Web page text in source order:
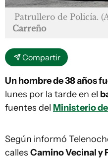
Patrullero de Policía.
Carreño
Compartir
Un hombre de 38 años
lunes por la tarde en el
fuentes del Ministerio
Según informó
calles Camino Vecinal y